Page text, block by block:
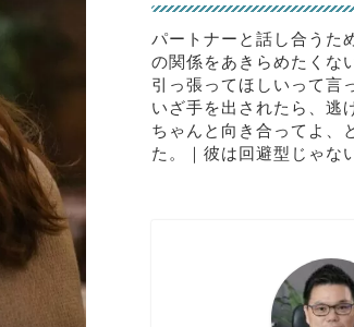
パートナーと話し合うた
の関係をあきらめたくな
引っ張ってほしいって言
いざ手を出されたら、逃
ちゃんと向き合ってよ、
た。｜彼は回避型じゃな